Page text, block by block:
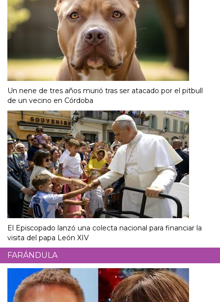
Un nene de tres años murió tras ser atacado por el pitbull
de un vecino en Córdoba
El Episcopado lanzó una colecta nacional para financiar la
visita del papa León XIV
FARÁNDULA